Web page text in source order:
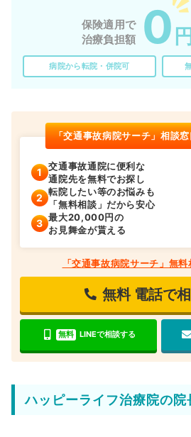
保険適用で
治療負担額
0 円
病院から転院・併院可
「交通事故病院サーチ」相談
交通事故通院に便利な
通院先を無料でお探し
転院したい等のお悩みも
「無料相談」だから安心
最大20,000円の
お見舞金が貰える
「交通事故病院サーチ」無
無料 電話で
無料 LINEで相談する
ハッピーライフ治療院の院